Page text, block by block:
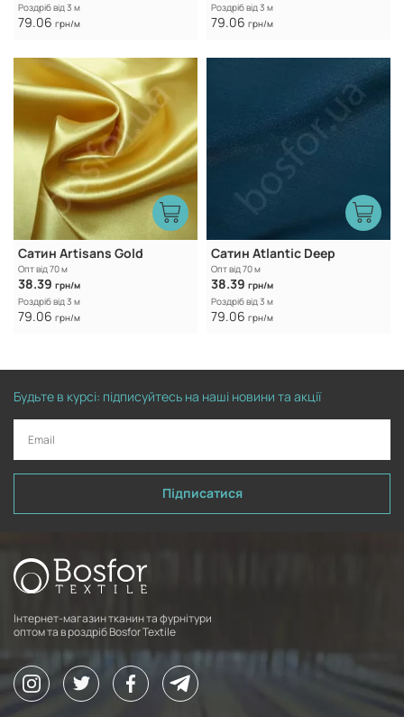
Роздріб від 3 м
79.06 грн/м
Роздріб від 3 м
79.06 грн/м
Caтин Artisans Gold
Опт від 70 м
38.39 грн/м
Роздріб від 3 м
79.06 грн/м
Caтин Atlantic Deep
Опт від 70 м
38.39 грн/м
Роздріб від 3 м
79.06 грн/м
Будьте в курсі: підписуйтесь на наші новини та акції
Підписатися
Інтернет-магазин тканин та фурнітури
оптом та в роздріб Bosfor Textile